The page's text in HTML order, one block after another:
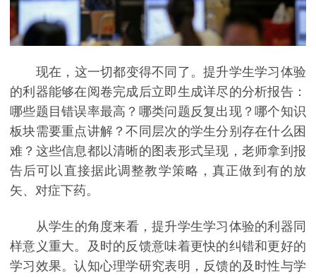
现在，这一切都变得不同了。提升学生学习体验
的利器能够在阅卷完成后立即生成详尽的分析报告：
哪些题目错误率最高？哪类问题反复出现？哪个知识
板块需要重点讲解？不同层次的学生分别存在什么困
难？这些信息都以清晰的图表形式呈现，老师拿到报
告后可以直接据此调整教学策略，真正做到有的放
矢、对症下药。
从学生的角度来看，提升学生学习体验的利器同
样意义重大。及时的反馈意味着更快的纠错和更好的
学习效果。认知心理学研究表明，反馈的及时性与学